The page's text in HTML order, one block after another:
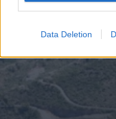
Data Deletion